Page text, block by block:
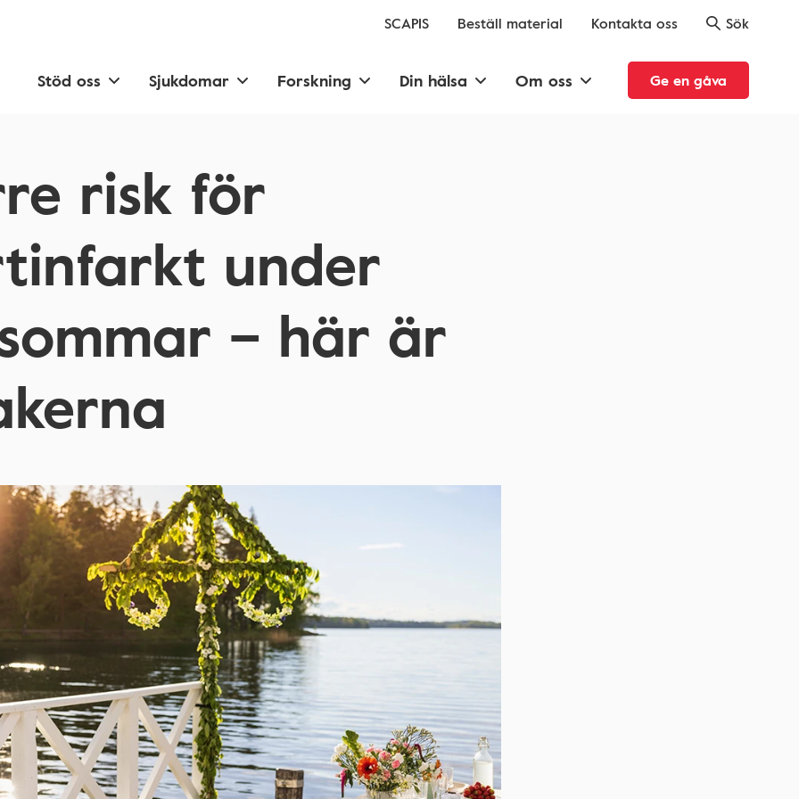
SCAPIS Beställ material Kontakta oss Sök
Stöd oss Sjukdomar Forskning Din hälsa Om oss Ge en gåva
risk för
under
– här är